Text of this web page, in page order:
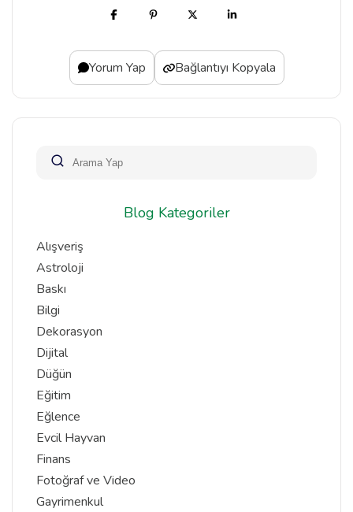
Yorum Yap Bağlantıyı Kopyala
Blog Kategoriler
Alışveriş
Astroloji
Baskı
Bilgi
Dekorasyon
Dijital
Düğün
Eğitim
Eğlence
Evcil Hayvan
Finans
Fotoğraf ve Video
Gayrimenkul